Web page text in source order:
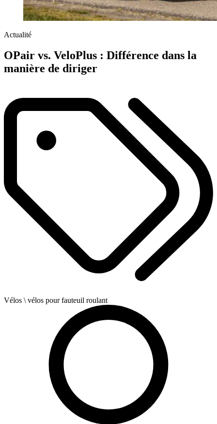
Actualité
OPair vs. VeloPlus : Différence dans la
manière de diriger
Vélos \ vélos pour fauteuil roulant